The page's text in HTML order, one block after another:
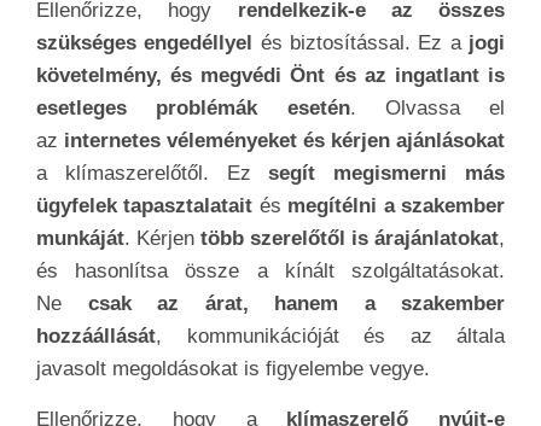
működését és a javasolt karbantartási teendőket.
Azösszességben a megbízható klímaszerelő
kiválasztása alapos kutatómunkát
ésgondos
megfontolástigényel. Afenti szempontok
segíthetnek megtalálni a megbízható és szakértő
szakembert, aki hatékonyan és biztonságosan
fogja elvégezni a klíma- vagy légtechnikai rendszer
munkáját.
Miről ismerhető fel a rossz
szakember?
Arossz klímaszerelő szakember felismerése